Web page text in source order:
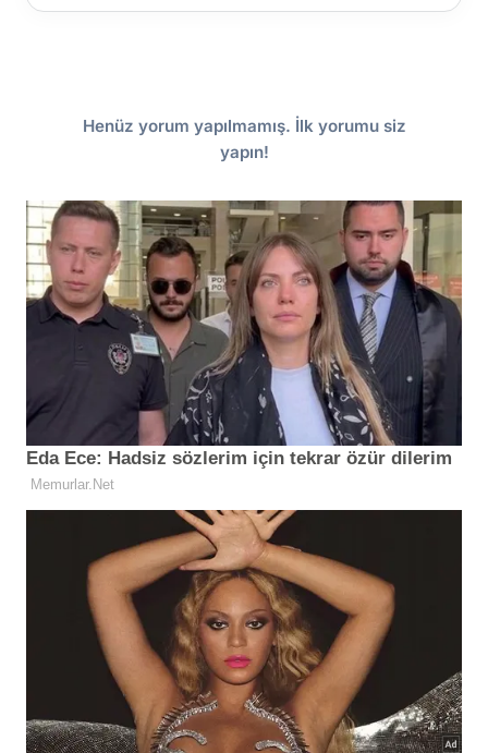
Henüz yorum yapılmamış. İlk yorumu siz
yapın!